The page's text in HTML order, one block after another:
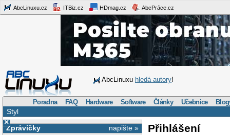
AbcLinuxu.cz ITBiz.cz HDmag.cz AbcPráce.cz
AbcLinuxu hledá autory!
Poradna FAQ Hardware Software Články Učebnice
Styl
×
napište »
Zprávičky
Přihlášení